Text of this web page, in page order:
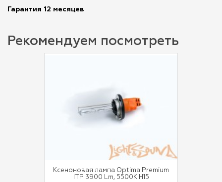
Гарантия 12 месяцев
Рекомендуем посмотреть
Ксеноновая лампа Optima Premium
ITP 3900 Lm, 5500K H15